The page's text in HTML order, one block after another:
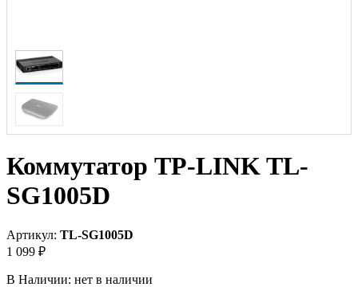
Коммутатор TP-LINK TL-
SG1005D
Артикул: TL-SG1005D
1 099 ₽
В Наличии: нет в наличии